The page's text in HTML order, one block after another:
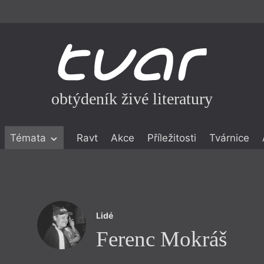
obtýdeník živé literatury
Témata Ravt Akce Příležitosti Tvárnice
Lidé
Ferenc Mokráš